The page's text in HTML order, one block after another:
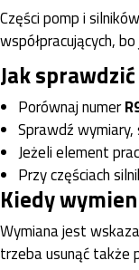
Części pomp i
współpracujących,
Jak
Porównaj numer
Sprawdź
Jeżeli element
Przy częściach
Kiedy
Wymiana jest
trzeba usunąć także